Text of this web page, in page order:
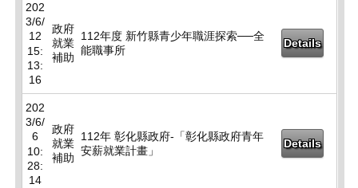
202
3/6/
12
15:
13:
16
政府
就業
補助
112年度 新竹縣青少年職涯探索──全
能職事所
Details
202
3/6/
6
10:
28:
14
政府
就業
補助
112年 彰化縣政府-「彰化縣政府青年
安薪就業計畫」
Details